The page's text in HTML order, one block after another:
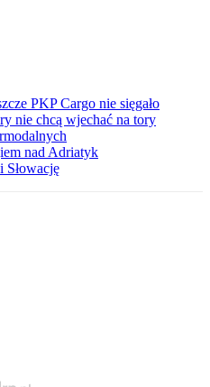
PKP Cargo nie sięgało
nie chcą wjechać na tory
nad Adriatyk
Słowację